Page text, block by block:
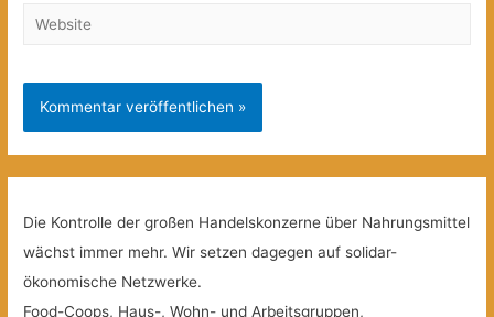
Website
Die Kontrolle der großen Handelskonzerne über Nahrungsmittel
wächst immer mehr. Wir setzen dagegen auf solidar-
ökonomische Netzwerke.
Food-Coops, Haus-, Wohn- und Arbeitsgruppen,